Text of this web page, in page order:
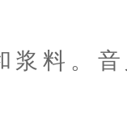
浆料。